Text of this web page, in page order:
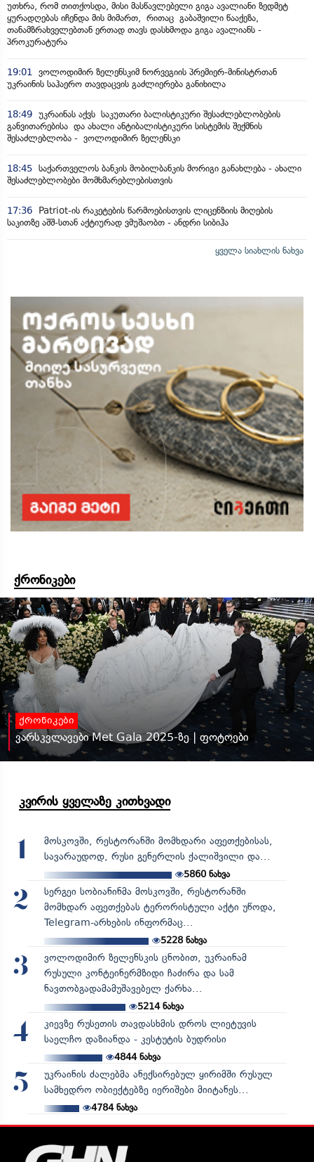
უთხრა, რომ თითქოსდა, მისი მასწავლებელი გიგა ავალიანი ზედმეტ
ყურადღებას იჩენდა მის მიმართ, რითაც გაბაშვილი წააქეზა,
თანამზრახველებთან ერთად თავს დასხმოდა გიგა ავალიანს -
პროკურატურა
19:01 ვოლოდიმირ ზელენსკიმ ნორვეგიის პრემიერ-მინისტრთან
უკრაინის საჰაერო თავდაცვის გაძლიერება განიხილა
18:49 უკრაინას აქვს საკუთარი ბალისტიკური შესაძლებლობების
განვითარებისა და ახალი ანტიბალისტიკური სისტემის შექმნის
შესაძლებლობა - ვოლოდიმირ ზელენსკი
18:45 საქართველოს ბანკის მობილბანკის მორიგი განახლება - ახალი
შესაძლებლობები მომხმარებლებისთვის
17:36
Patriot-ის რაკეტების წარმოებისთვის ლიცენზიის მიღების
საკითზე აშშ-სთან აქტიურად ვმუშაობთ - ანდრი სიბიჰა
ყველა სიახლის ნახვა
ქრონიკები
ქრონიკები
ვარსკვლავები Met Gala 2025-ზე | ფოტოები
კვირის ყველაზე კითხვადი
1
მოსკოვში, რესტორანში მომხდარი აფეთქებისას,
სავარაუდოდ, რუსი გენერლის ქალიშვილი და...
5860ნახვა
2
სერგეი სობიანინმა მოსკოვში, რესტორანში
მომხდარ აფეთქებას ტერორისტული აქტი უწოდა,
Telegram-არხების ინფორმაც...
5228ნახვა
3
ვოლოდიმირ ზელენსკის ცნობით, უკრაინამ
რუსული კონტეინერმზიდი ჩაძირა და სამ
ნავთობგადამამუშავებელ ქარხა...
5214ნახვა
4
კიევზე რუსეთის თავდასხმის დროს ლიეტუვის
საელჩო დაზიანდა - კესტუტის ბუდრისი
4844ნახვა
5
უკრაინის ძალებმა ანექსირებულ ყირიმში რუსულ
სამხედრო ობიექტებზე იერიშები მიიტანეს...
4784ნახვა